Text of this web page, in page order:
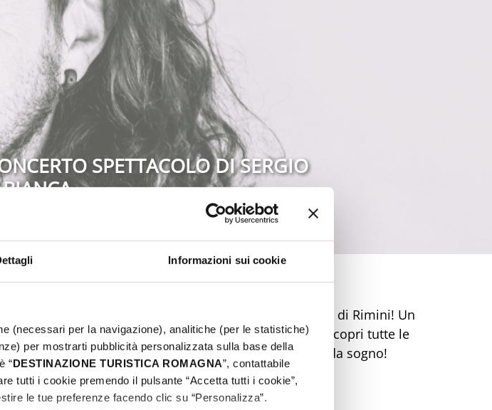
Informazioni sui cookie
(necessari per la navigazione), analitiche (per le statistiche)
per mostrarti pubblicità personalizzata sulla base della
“DESTINAZIONE TURISTICA ROMAGNA”, contattabile
tutti i cookie premendo il pulsante “Accetta tutti i cookie”,
le tue preferenze facendo clic su “Personalizza”.
SPETTACOLO DI SERGIO
di vivere una Pasqua indimenticabile sulla Riviera di Rimini! Un
sport, street food, musica e mercatini ti aspetta. Scopri tutte le
a vivere emozioni uniche. Prenota ora la tua Pasqua da sogno!